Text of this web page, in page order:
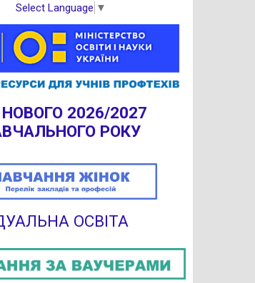
Select Language ▼
2026/2027
РОКУ
ОСВІТА